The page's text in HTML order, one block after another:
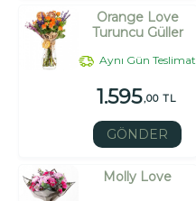
Orange Love
Turuncu Güller
Aynı Gün Teslimat
1.595,00 TL
GÖNDER
Molly Love